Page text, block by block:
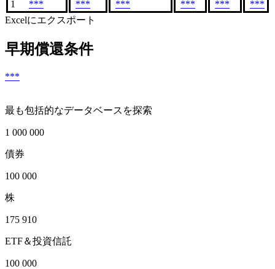
1 *** *** *** *** ***
***
Excelにエクスポート
早期償還条件
***
最も包括的なデータベースを探索
1 000 000
債券
100 000
株
175 910
ETF＆投資信託
100 000